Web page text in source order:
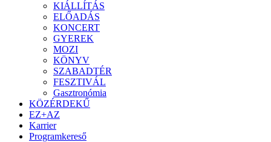
KIÁLLÍTÁS
ELŐADÁS
KONCERT
GYEREK
MOZI
KÖNYV
SZABADTÉR
FESZTIVÁL
Gasztronómia
KÖZÉRDEKŰ
EZ+AZ
Karrier
Programkereső